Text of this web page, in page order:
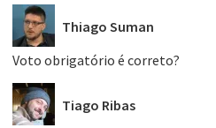
Thiago Suman
Voto obrigatório é correto?
Tiago Ribas